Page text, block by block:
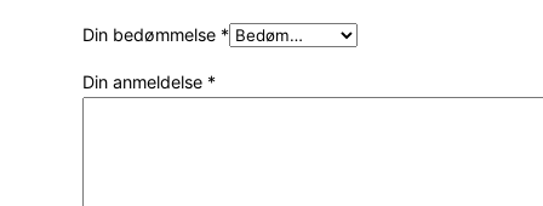
Din bedømmelse *
Din anmeldelse *